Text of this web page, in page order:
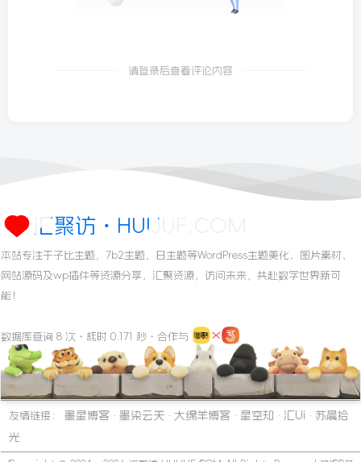
请登录后查看评论内容
汇聚访・HUIJUF.COM
本站专注于子比主题，7b2主题，日主题等WordPress主题美化、图片素材、
网站源码及wp插件等资源分享，汇聚资源，访问未来，共赴数字世界新可
能！
数据库查询 8 次・耗时 0.171 秒・合作与
友情链接： 墨星博客 · 墨染云天 · 大绵羊博客 · 星空知 · 汇Ui · 苏晨拾
光